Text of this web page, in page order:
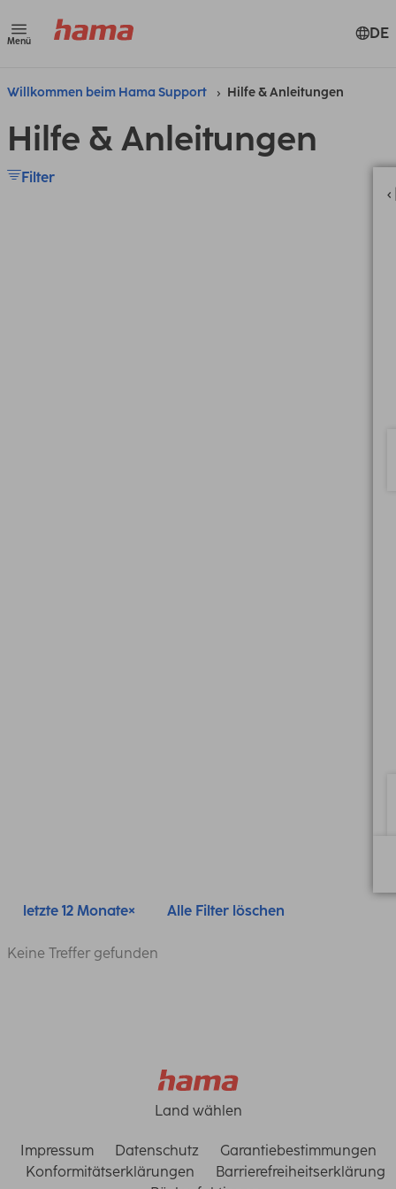
Menü DE
Willkommen beim Hama Support Hilfe & Anleitungen
Hilfe & Anleitungen
Filter
letzte 12 Monate Alle Filter löschen
Keine Treffer gefunden
Land wählen
Impressum Datenschutz
Garantiebestimmungen
Konformitätserklärungen
Barrierefreiheitserklärung